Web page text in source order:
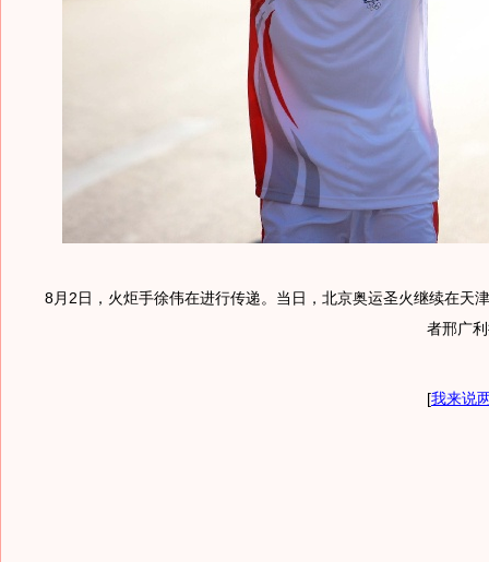
8月2日，火炬手徐伟在进行传递。当日，北京奥运圣火继续在天
者邢广
[我来说